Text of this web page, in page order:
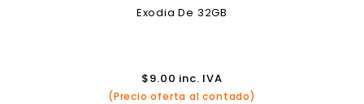
Exodia De 32GB
$9.00 inc. IVA
(Precio oferta al contado)